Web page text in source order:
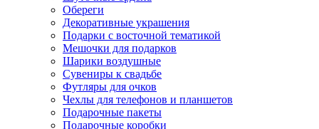
Обереги
Декоративные украшения
Подарки с восточной тематикой
Мешочки для подарков
Шарики воздушные
Сувениры к свадьбе
Футляры для очков
Чехлы для телефонов и планшетов
Подарочные пакеты
Подарочные коробки